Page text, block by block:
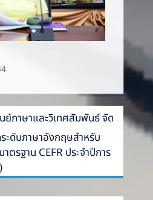
ย์ภา​ษาและ​วิเทศ​สัมพันธ์​ จัด
ะดับภาษา​อังกฤษ​สำหรับ
รฐาน​ CEFR ประจำ​ปีการ